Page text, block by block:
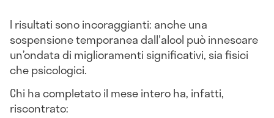
I risultati sono incoraggianti: anche una
sospensione temporanea dall'alcol può innescare
un’ondata di miglioramenti significativi, sia fisici
che psicologici.
Chi ha completato il mese intero ha, infatti,
riscontrato: